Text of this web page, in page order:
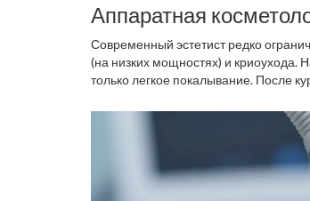
Аппаратная
Современный эстетист редко
(на низких мощностях) и криоухода.
только легкое покалывание. После